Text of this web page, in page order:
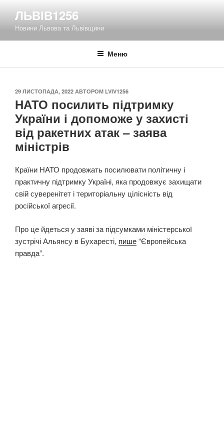
вмісту
ЛЬВІВ1256
Новини Львова та Львівщини
Меню
ОПУБЛІКОВАНО
29 ЛИСТОПАДА, 2022 АВТОРОМ LVIV1256
НАТО посилить підтримку
України і допоможе у захисті
від ракетних атак – заява
міністрів
Країни НАТО продовжать посилювати політичну і
практичну підтримку Україні, яка продовжує захищати
свій суверенітет і територіальну цілісність від
російської агресії.
Про це йдеться у заяві за підсумками міністерської
зустрічі Альянсу в Бухаресті, пише“Європейська
правда”.